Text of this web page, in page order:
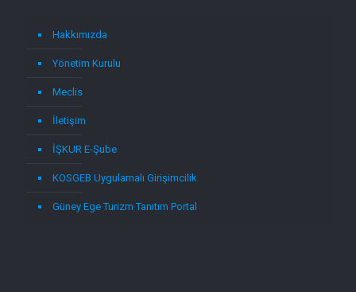
Hakkımızda
Yönetim Kurulu
Meclis
İletişim
İŞKUR E-Şube
KOSGEB Uygulamalı Girişimcilik
Güney Ege Turizm Tanıtım Portal